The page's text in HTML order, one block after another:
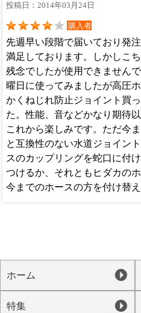
投稿日：2014年03月24日
購入者
先週早い段階で届いており発
満足しております。しかしこ
残念でしたが使用できません
曜日に使ってみましたが高圧
かくねじれ防止ジョイント買
た。性能、音などかなり期待
これから楽しみです。ただ今
と互換性のない水道ジョイン
スのカップリングを蛇口に付
つけるか、それともヒダカの
今までのホースの方を付け替
ホーム
特集